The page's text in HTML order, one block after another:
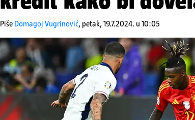
Piše Domagoj Vugrinović, petak, 19.7.2024. u 10:05